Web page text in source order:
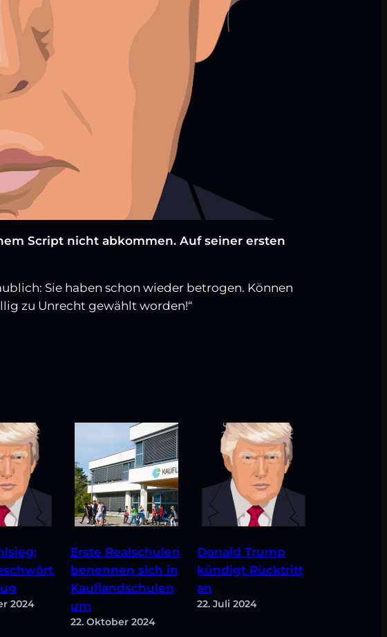
Script nicht abkommen. Auf seiner ersten
Sie haben schon wieder betrogen. Können
zu Unrecht gewählt worden!“
2024
Erste Realschulen
benennen sich in
Kauflandschulen
um
22. Oktober 2024
Donald Trump
kündigt Rücktritt
an
22. Juli 2024